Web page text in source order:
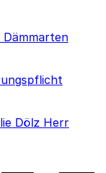
Dölz Herr